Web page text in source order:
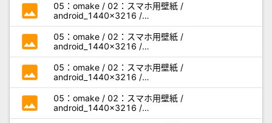
photo
05：omake / 02：スマホ用壁紙 /
android_1440x3216 /
miseaikko3_android_g01.jpg
photo
05：omake / 02：スマホ用壁紙 /
android_1440x3216 /
miseaikko3_android_g02.jpg
photo
05：omake / 02：スマホ用壁紙 /
android_1440x3216 /
miseaikko3_android_g03.jpg
photo
05：omake / 02：スマホ用壁紙 /
android_1440x3216 /
miseaikko3_android_g04.jpg